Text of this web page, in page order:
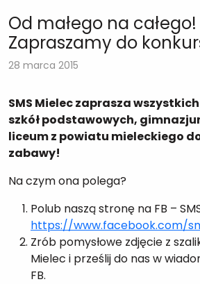
Od małego na całego!
Zapraszamy do
28 marca 2015
SMS Mielec zaprasza
szkół podstawowych,
liceum z powiatu mieleckiego
zabawy!
Na czym ona polega?
Polub naszą stronę na FB –
https://www.facebook.com/
Zrób pomysłowe zdjęcie z
Mielec i prześlij do nas w
FB.